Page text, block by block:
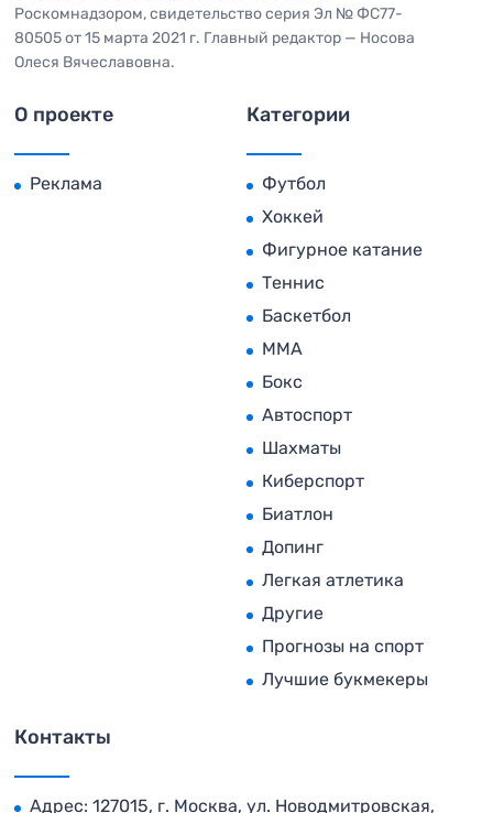
Роскомнадзором, свидетельство серия Эл № ФС77-
80505 от 15 марта 2021 г. Главный редактор — Носова
Олеся Вячеславовна.
О проекте
Реклама
Категории
Футбол
Хоккей
Фигурное катание
Теннис
Баскетбол
MMA
Бокс
Автоспорт
Шахматы
Киберспорт
Биатлон
Допинг
Легкая атлетика
Другие
Прогнозы на спорт
Лучшие букмекеры
Контакты
Адрес: 127015, г. Москва, ул. Новодмитровская,